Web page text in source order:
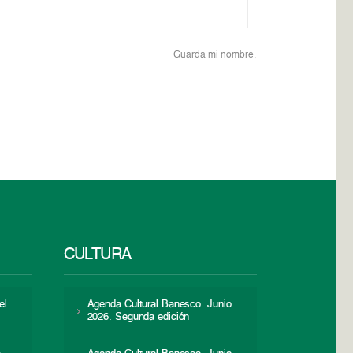
Guarda mi nombre,
CULTURA
Agenda Cultural Banesco. Junio
2026. Segunda edición